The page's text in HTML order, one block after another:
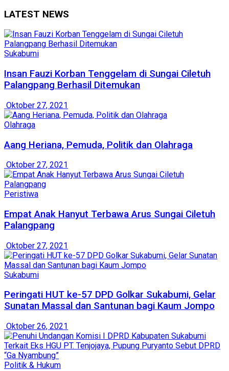
LATEST NEWS
Sukabumi
Insan Fauzi Korban Tenggelam di Sungai Ciletuh
Palangpang Berhasil Ditemukan
Oktober 27, 2021
Olahraga
Aang Heriana, Pemuda, Politik dan Olahraga
Oktober 27, 2021
Peristiwa
Empat Anak Hanyut Terbawa Arus Sungai Ciletuh
Palangpang
Oktober 27, 2021
Sukabumi
Peringati HUT ke-57 DPD Golkar Sukabumi, Gelar
Sunatan Massal dan Santunan bagi Kaum Jompo
Oktober 26, 2021
Politik & Hukum